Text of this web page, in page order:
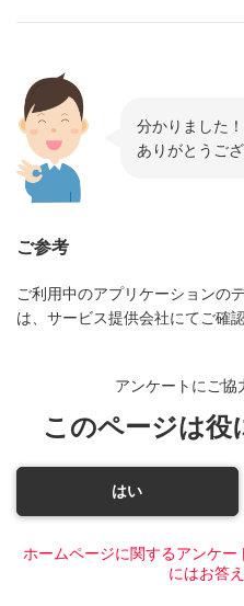
分かりました！
ありがとうござ
ご参考
ご利用中のアプリケーションの
は、サービス提供会社にてご確
アンケートにご協
このページは役
はい
ホームページに関するアンケ
にはお答